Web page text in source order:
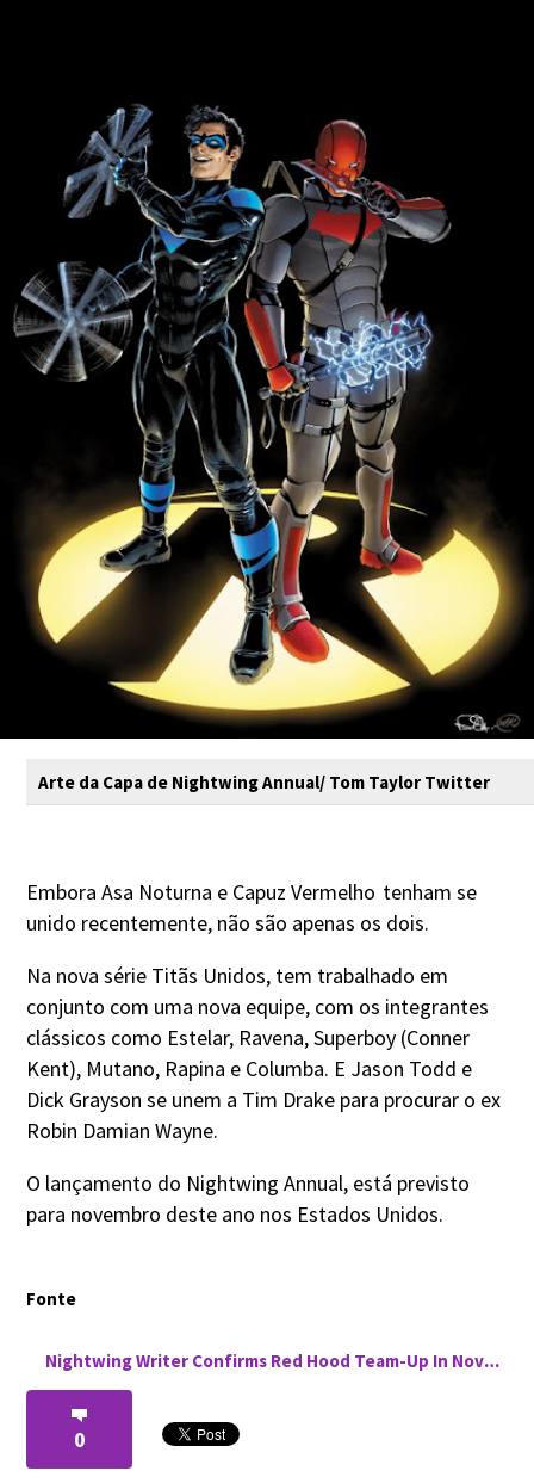
Arte da Capa de Nightwing Annual/ Tom Taylor Twitter
Embora Asa Noturna e Capuz Vermelho tenham se
unido recentemente, não são apenas os dois.
Na nova série Titãs Unidos, tem trabalhado em
conjunto com uma nova equipe, com os integrantes
clássicos como Estelar, Ravena, Superboy (Conner
Kent), Mutano, Rapina e Columba. E Jason Todd e
Dick Grayson se unem a Tim Drake para procurar o ex
Robin Damian Wayne.
O lançamento do Nightwing Annual, está previsto
para novembro deste ano nos Estados Unidos.
Fonte
Nightwing Writer Confirms Red Hood Team-Up In November
0